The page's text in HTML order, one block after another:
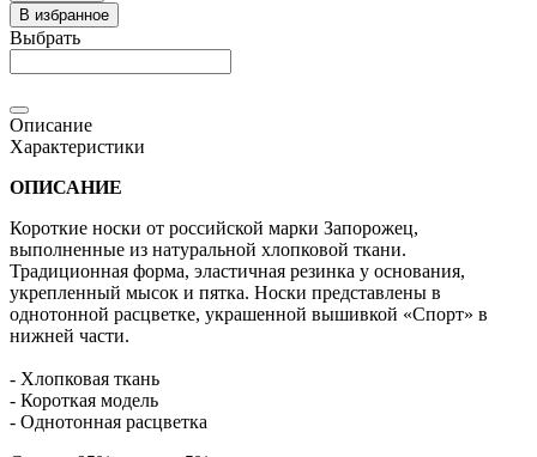
В избранное
Выбрать
Описание
Характеристики
ОПИСАНИЕ
Короткие носки от российской марки Запорожец,
выполненные из натуральной хлопковой ткани.
Традиционная форма, эластичная резинка у основания,
укрепленный мысок и пятка. Носки представлены в
однотонной расцветке, украшенной вышивкой «Спорт» в
нижней части.
- Хлопковая ткань
- Короткая модель
- Однотонная расцветка